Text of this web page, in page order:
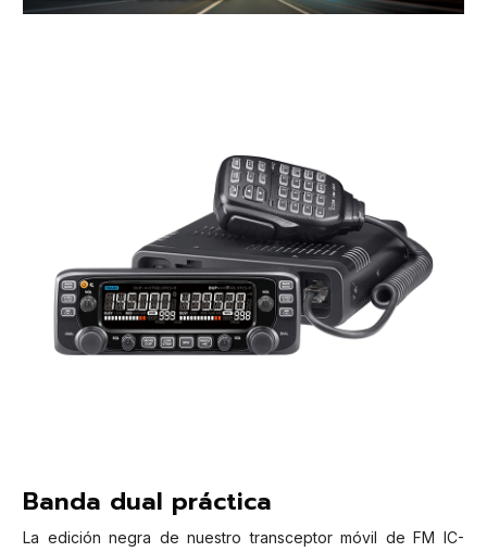
Banda dual práctica
La edición negra de nuestro transceptor móvil de FM IC-